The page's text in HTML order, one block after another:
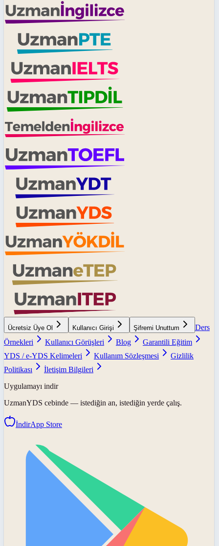
Ücretsiz Üye Ol Kullanıcı Girişi Şifremi Unuttum
Ders
Örnekleri
Kullanıcı Görüşleri Blog
Garantili Eğitim
YDS / e-YDS Kelimeleri
Kullanım Sözleşmesi
Gizlilik
Politikası
İletişim Bilgileri
Uygulamayı indir
UzmanYDS cebinde — istediğin an, istediğin yerde çalış.
İndirApp Store